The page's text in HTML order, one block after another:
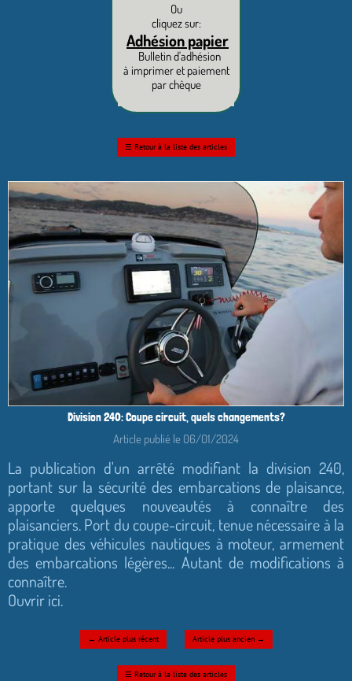
Ou
cliquez sur:
Adhésion papier
Bulletin d'adhésion
à imprimer et paiement
par chèque
☰ Retour à la liste des articles
Division 240: Coupe circuit, quels changements?
Article publié le 06/01/2024
La publication d'un arrêté modifiant la division 240,
portant sur la sécurité des embarcations de plaisance,
apporte quelques nouveautés à connaître des
plaisanciers. Port du coupe-circuit, tenue nécessaire à la
pratique des véhicules nautiques à moteur, armement
des embarcations légères... Autant de modifications à
connaître.
Ouvrir ici.
← Article plus récent Article plus ancien→
☰ Retour à la liste des articles